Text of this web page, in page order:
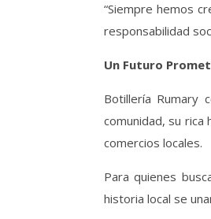
“Siempre hemos
responsabilidad
Un Futuro
Botillería Rumary
comunidad, su
comercios locales.
Para quienes
historia local se